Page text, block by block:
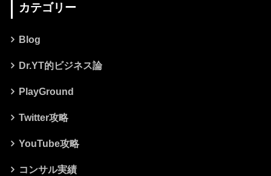
カテゴリー
Blog
Dr.YT的ビジネス論
PlayGround
Twitter攻略
YouTube攻略
コンサル実績